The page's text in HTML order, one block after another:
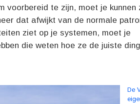
voorbereid te zijn, moet je kunnen
dat afwijkt van de normale
ziet op je systemen, moet je
die weten hoe ze de juiste
De